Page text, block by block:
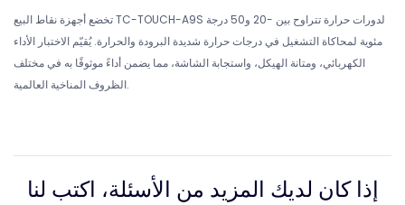
تخضع أجهزة نقاط البيع TC-TOUCH-A9S لدورات حرارة تتراوح بين -20 و50 درجة
مئوية لمحاكاة التشغيل في درجات حرارة شديدة البرودة والحرارة. يُقيّم الاختبار الأداء
الكهربائي، ومتانة الهيكل، واستجابة الشاشة، مما يضمن أداءً موثوقًا به في مختلف
الظروف المناخية العالمية.
إذا كان لديك المزيد من الأسئلة، اكتب لنا